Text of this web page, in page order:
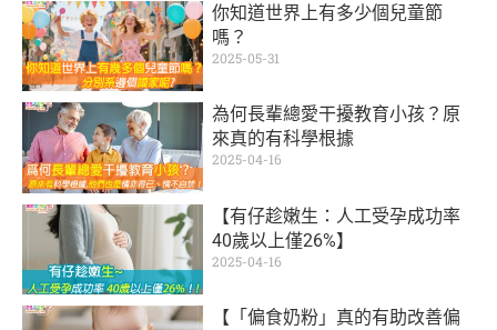
你知道世界上有多少個兒童節
嗎？
2025-05-31
為何長輩總愛干擾教育小孩？原
來真的有科學根據
2025-04-16
【有仔趁嫩生：人工受孕成功率
40歲以上僅26%】
2025-04-16
【「偏食奶粉」真的有助改善偏